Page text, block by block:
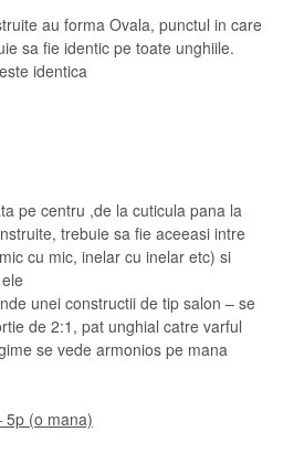
au forma Ovala, punctul in care
sa fie identic pe toate unghiile.
identica
pe centru ,de la cuticula pana la
trebuie sa fie aceeasi intre
cu mic, inelar cu inelar etc) si
unei constructii de tip salon – se
de 2:1, pat unghial catre varful
se vede armonios pe mana
5p (o mana)